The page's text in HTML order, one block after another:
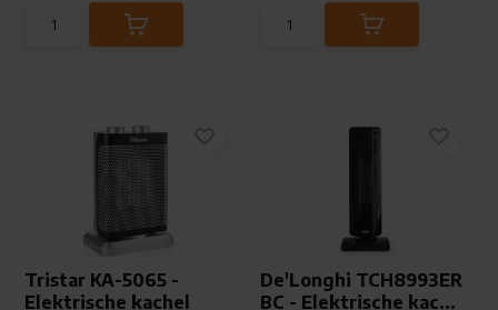
Tristar KA-5065 -
Elektrische kachel
De'Longhi TCH8993ER
BC - Elektrische kac...